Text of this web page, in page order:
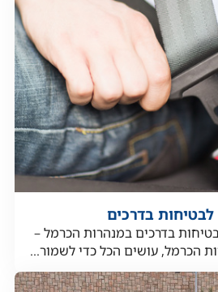
לבטיחות בדרכים
בדרכים במנהרות הכרמל –
הכרמל, עושים הכל כדי לשמור...